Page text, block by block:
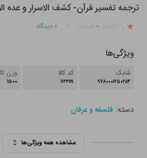
ترجمه تفسیر قرآن- کشف الاسرار و عده
. ۰ ۰ دیدگاه
ویژگی‌ها
شابک
۹۷۸۰۰۰۱۲۵۰۲۸۴
کد کالا
۱۱۲۳۸۹
وزن
۱۵۰۰
دسته: فلسفه و عرفان
مشاهده همه ویژگی‌ها